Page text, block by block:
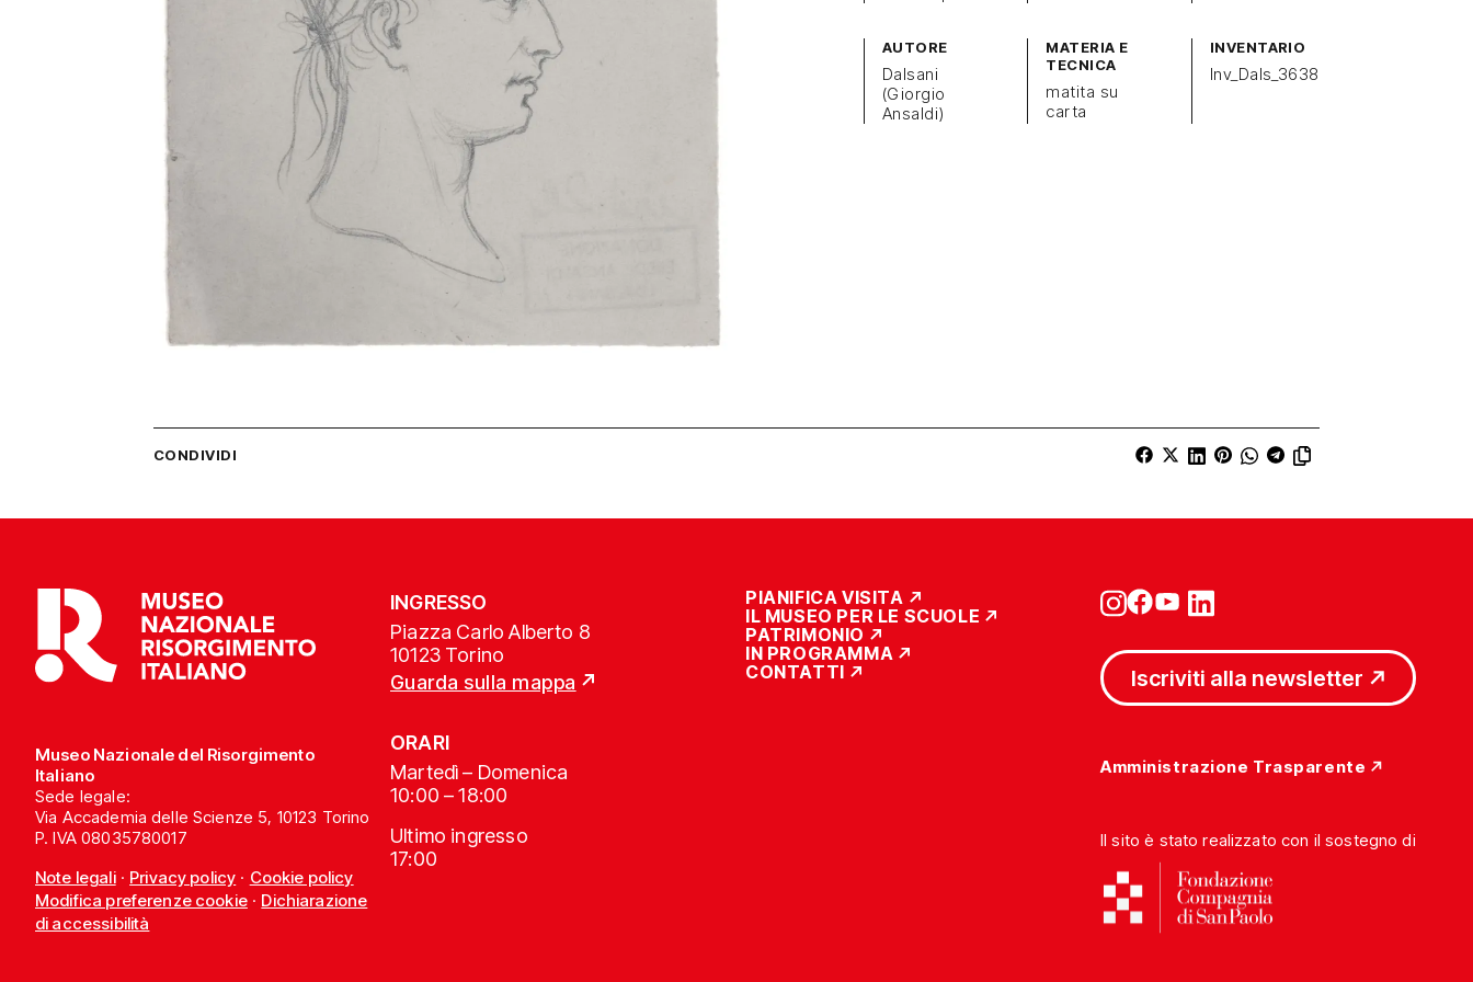
AUTORE
Dalsani
(Giorgio
Ansaldi)
MATERIA E
TECNICA
matita su
carta
INVENTARIO
Inv_Dals_3638
CONDIVIDI
Museo Nazionale del Risorgimento
Italiano
Sede legale:
Via Accademia delle Scienze 5, 10123 Torino
P. IVA 08035780017
Note legali· Privacy policy · Cookie policy
Modifica preferenze cookie· Dichiarazione
di accessibilità
INGRESSO
Piazza Carlo Alberto 8
10123 Torino
Guarda sulla mappa
ORARI
Martedì – Domenica
10:00 – 18:00
Ultimo ingresso
17:00
PIANIFICA VISITA
IL MUSEO PER LE SCUOLE
PATRIMONIO
IN PROGRAMMA
CONTATTI
Iscriviti alla newsletter
Amministrazione Trasparente
Il sito è stato realizzato con il sostegno di